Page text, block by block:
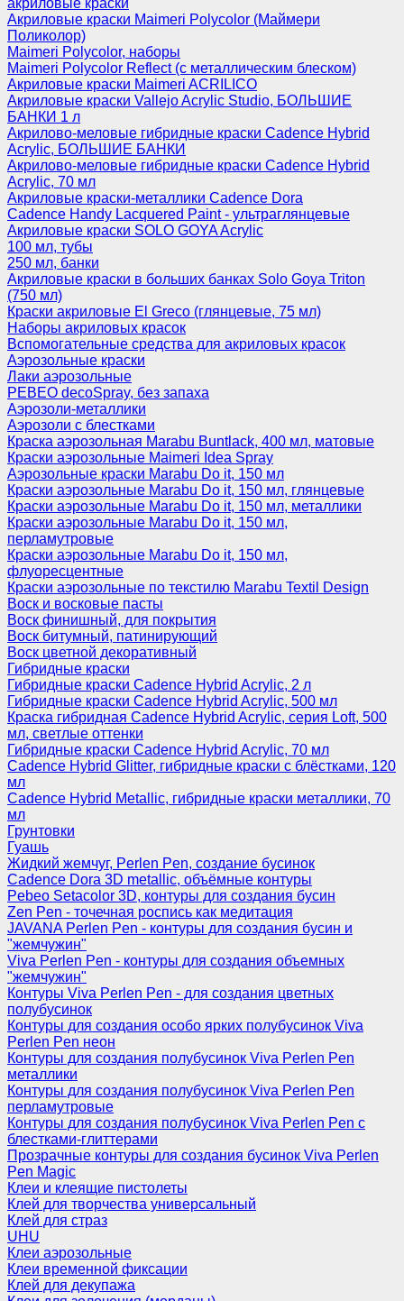
акриловые краски
Акриловые краски Maimeri Polycolor (Маймери
Поликолор)
Maimeri Polycolor, наборы
Maimeri Polycolor Reflect (с металлическим блеском)
Акриловые краски Maimeri ACRILICO
Акриловые краски Vallejo Acrylic Studio, БОЛЬШИЕ
БАНКИ 1 л
Акрилово-меловые гибридные краски Cadence Hybrid
Acrylic, БОЛЬШИЕ БАНКИ
Акрилово-меловые гибридные краски Cadence Hybrid
Acrylic, 70 мл
Акриловые краски-металлики Cadence Dora
Cadence Handy Lacquered Paint - ультраглянцевые
Акриловые краски SOLO GOYA Acrylic
100 мл, тубы
250 мл, банки
Акриловые краски в больших банках Solo Goya Triton
(750 мл)
Краски акриловые El Greco (глянцевые, 75 мл)
Наборы акриловых красок
Вспомогательные средства для акриловых красок
Аэрозольные краски
Лаки аэрозольные
PEBEO decoSpray, без запаха
Аэрозоли-металлики
Аэрозоли с блестками
Краска аэрозольная Marabu Buntlack, 400 мл, матовые
Краски аэрозольные Maimeri Idea Spray
Аэрозольные краски Marabu Do it, 150 мл
Краски аэрозольные Marabu Do it, 150 мл, глянцевые
Краски аэрозольные Marabu Do it, 150 мл, металлики
Краски аэрозольные Marabu Do it, 150 мл,
перламутровые
Краски аэрозольные Marabu Do it, 150 мл,
флуоресцентные
Краски аэрозольные по текстилю Marabu Textil Design
Воск и восковые пасты
Воск финишный, для покрытия
Воск битумный, патинирующий
Воск цветной декоративный
Гибридные краски
Гибридные краски Cadence Hybrid Acrylic, 2 л
Гибридные краски Cadence Hybrid Acrylic, 500 мл
Краска гибридная Cadence Hybrid Acrylic, серия Loft, 500
мл, светлые оттенки
Гибридные краски Cadence Hybrid Acrylic, 70 мл
Cadence Hybrid Glitter, гибридные краски с блёстками, 120
мл
Cadence Hybrid Metallic, гибридные краски металлики, 70
мл
Грунтовки
Гуашь
Жидкий жемчуг, Perlen Pen, создание бусинок
Cadence Dora 3D metallic, объёмные контуры
Pebeo Setacolor 3D, контуры для создания бусин
Zen Pen - точечная роспись как медитация
JAVANA Perlen Pen - контуры для создания бусин и
"жемчужин"
Viva Perlen Pen - контуры для создания объемных
"жемчужин"
Контуры Viva Perlen Pen - для создания цветных
полубусинок
Контуры для создания особо ярких полубусинок Viva
Perlen Pen неон
Контуры для создания полубусинок Viva Perlen Pen
металлики
Контуры для создания полубусинок Viva Perlen Pen
перламутровые
Контуры для создания полубусинок Viva Perlen Pen с
блестками-глиттерами
Прозрачные контуры для создания бусинок Viva Perlen
Pen Magic
Клеи и клеящие пистолеты
Клей для творчества универсальный
Клей для страз
UHU
Клеи аэрозольные
Клеи временной фиксации
Клей для декупажа